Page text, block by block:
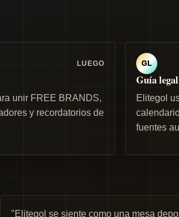
LUEGO
unir FREE BRANDS,
y recordatorios de
GL
Guía legal
Elitegol
fuentes
"Elitegol se siente como una mesa